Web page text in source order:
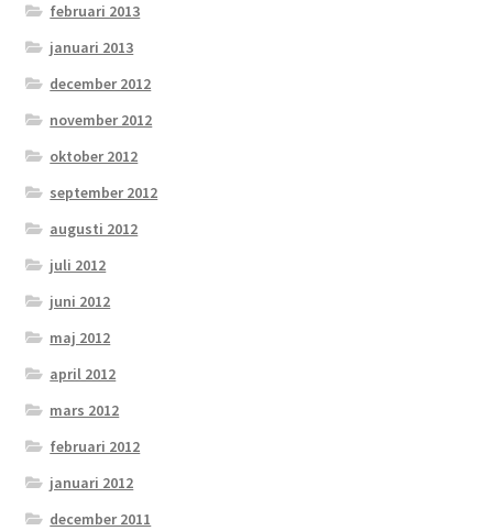
februari 2013
januari 2013
december 2012
november 2012
oktober 2012
september 2012
augusti 2012
juli 2012
juni 2012
maj 2012
april 2012
mars 2012
februari 2012
januari 2012
december 2011